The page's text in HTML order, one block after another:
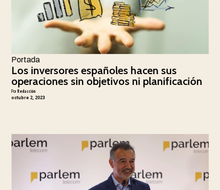
Portada
Los inversores españoles hacen sus
operaciones sin objetivos ni planificación
PorRedacción
octubre 2, 2023